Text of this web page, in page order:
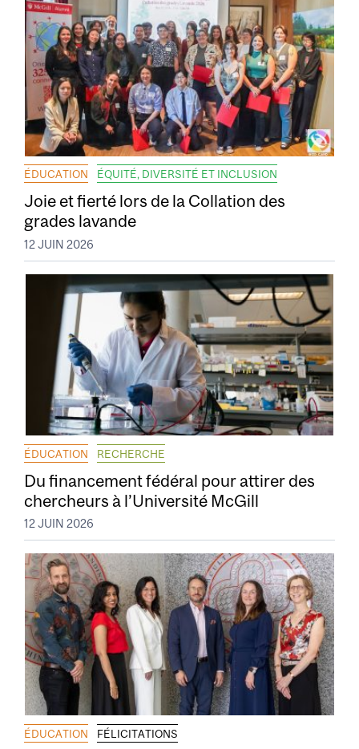
ÉDUCATION ÉQUITÉ, DIVERSITÉ ET INCLUSION
Joie et fierté lors de la Collation des
grades lavande
12 JUIN 2026
ÉDUCATION RECHERCHE
Du financement fédéral pour attirer des
chercheurs à l’Université McGill
12 JUIN 2026
ÉDUCATION FÉLICITATIONS